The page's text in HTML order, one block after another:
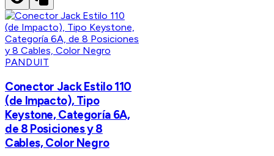
PANDUIT
Conector Jack Estilo 110
(de Impacto), Tipo
Keystone, Categoría 6A,
de 8 Posiciones y 8
Cables, Color Negro